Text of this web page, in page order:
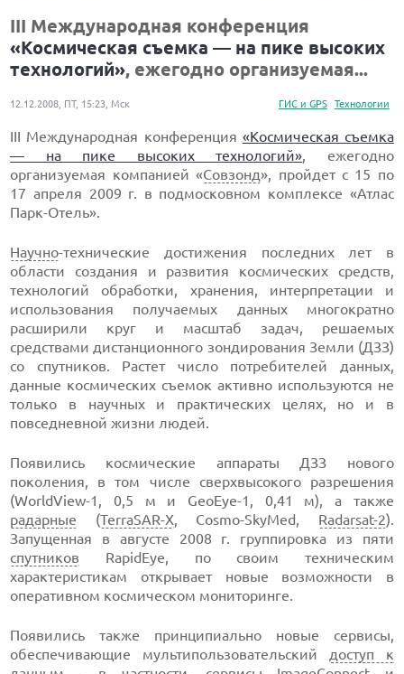
III Международная конференция
«Космическая съемка — на пике высоких
технологий», ежегодно организуемая...
ГИС и GPS Технологии
12.12.2008, ПТ, 15:23, Мск
III Международная конференция «Космическая съемка
— на пике высоких технологий», ежегодно
организуемая компанией «Совзонд», пройдет с 15 по
17 апреля 2009 г. в подмосковном комплексе «Атлас
Парк-Отель».
Научно-технические достижения последних лет в
области создания и развития космических средств,
технологий обработки, хранения, интерпретации и
использования получаемых данных многократно
расширили круг и масштаб задач, решаемых
средствами дистанционного зондирования Земли (ДЗЗ)
со спутников. Растет число потребителей данных,
данные космических съемок активно используются не
только в научных и практических целях, но и в
повседневной жизни людей.
Появились космические аппараты ДЗЗ нового
поколения, в том числе сверхвысокого разрешения
(WorldView-1, 0,5 м и GeoEye-1, 0,41 м), а также
радарные (TerraSAR-X, Cosmo-SkyMed, Radarsat-2).
Запущенная в августе 2008 г. группировка из пяти
спутников RapidEye, по своим техническим
характеристикам открывает новые возможности в
оперативном космическом мониторинге.
Появились также принципиально новые сервисы,
обеспечивающие мультипользовательский доступ к